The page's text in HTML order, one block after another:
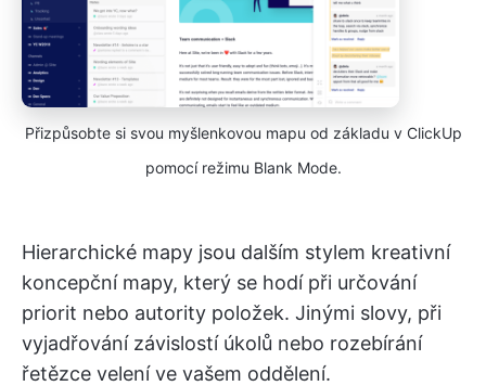
Přizpůsobte si svou myšlenkovou mapu od základu v ClickUp
pomocí režimu Blank Mode.
Hierarchické mapy jsou dalším stylem kreativní
koncepční mapy, který se hodí při určování
priorit nebo autority položek. Jinými slovy, při
vyjadřování závislostí úkolů nebo rozebírání
řetězce velení ve vašem oddělení.